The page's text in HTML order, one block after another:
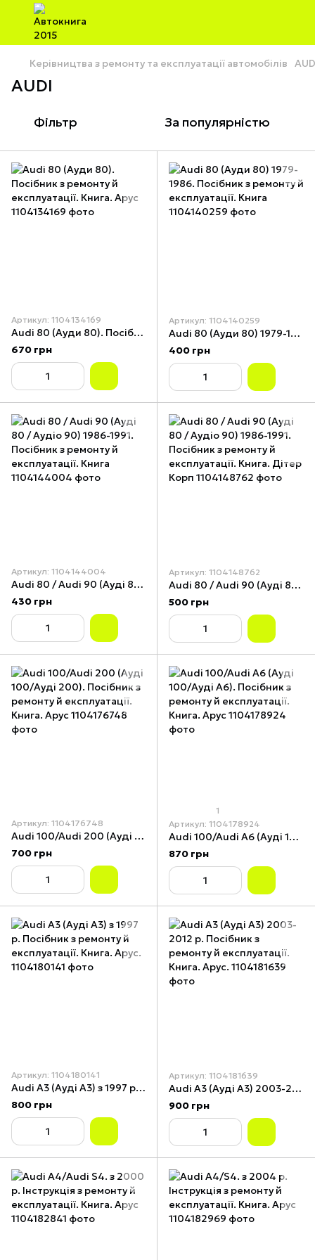
Керівництва з ремонту та експлуатації автомобілів
AUDI
Фільтр За популярністю
Артикул: 1104134169
Audi 80 (Ауди 80). Посібник з ремонту й експлуатації. Книга. Арус
670 грн
Артикул: 1104140259
Audi 80 (Ауди 80) 1979-1986. Посібник з ремонту й експлуатації. Книга
400 грн
Артикул: 1104144004
Audi 80 / Audi 90 (Ауді 80 / Аудіо 90) 1986-1991. Посібник з ремонту й експлуатації. Книга
430 грн
Артикул: 1104148762
Audi 80 / Audi 90 (Ауді 80 / Аудіо 90) 1986-1991. Посібник з ремонту й експлуатації. Книга. Дітер Корп
500 грн
Артикул: 1104176748
Audi 100/Audi 200 (Ауді 100/Ауді 200). Посібник з ремонту й експлуатації. Книга. Арус
700 грн
1
Артикул: 1104178924
Audi 100/Audi A6 (Ауді 100/Ауді А6). Посібник з ремонту й експлуатації. Книга. Арус
870 грн
Артикул: 1104180141
Audi A3 (Ауді А3) з 1997 р. Посібник з ремонту й експлуатації. Книга. Арус.
800 грн
Артикул: 1104181639
Audi A3 (Ауді А3) 2003-2012 р. Посібник з ремонту й експлуатації. Книга. Арус.
900 грн